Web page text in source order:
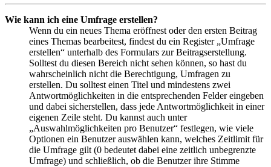
Wie kann ich eine Umfrage erstellen?
Wenn du ein neues Thema eröffnest oder den ersten Beitrag
eines Themas bearbeitest, findest du ein Register „Umfrage
erstellen“ unterhalb des Formulars zur Beitragserstellung.
Solltest du diesen Bereich nicht sehen können, so hast du
wahrscheinlich nicht die Berechtigung, Umfragen zu
erstellen. Du solltest einen Titel und mindestens zwei
Antwortmöglichkeiten in die entsprechenden Felder eingeben
und dabei sicherstellen, dass jede Antwortmöglichkeit in einer
eigenen Zeile steht. Du kannst auch unter
„Auswahlmöglichkeiten pro Benutzer“ festlegen, wie viele
Optionen ein Benutzer auswählen kann, welches Zeitlimit für
die Umfrage gilt (0 bedeutet dabei eine zeitlich unbegrenzte
Umfrage) und schließlich, ob die Benutzer ihre Stimme